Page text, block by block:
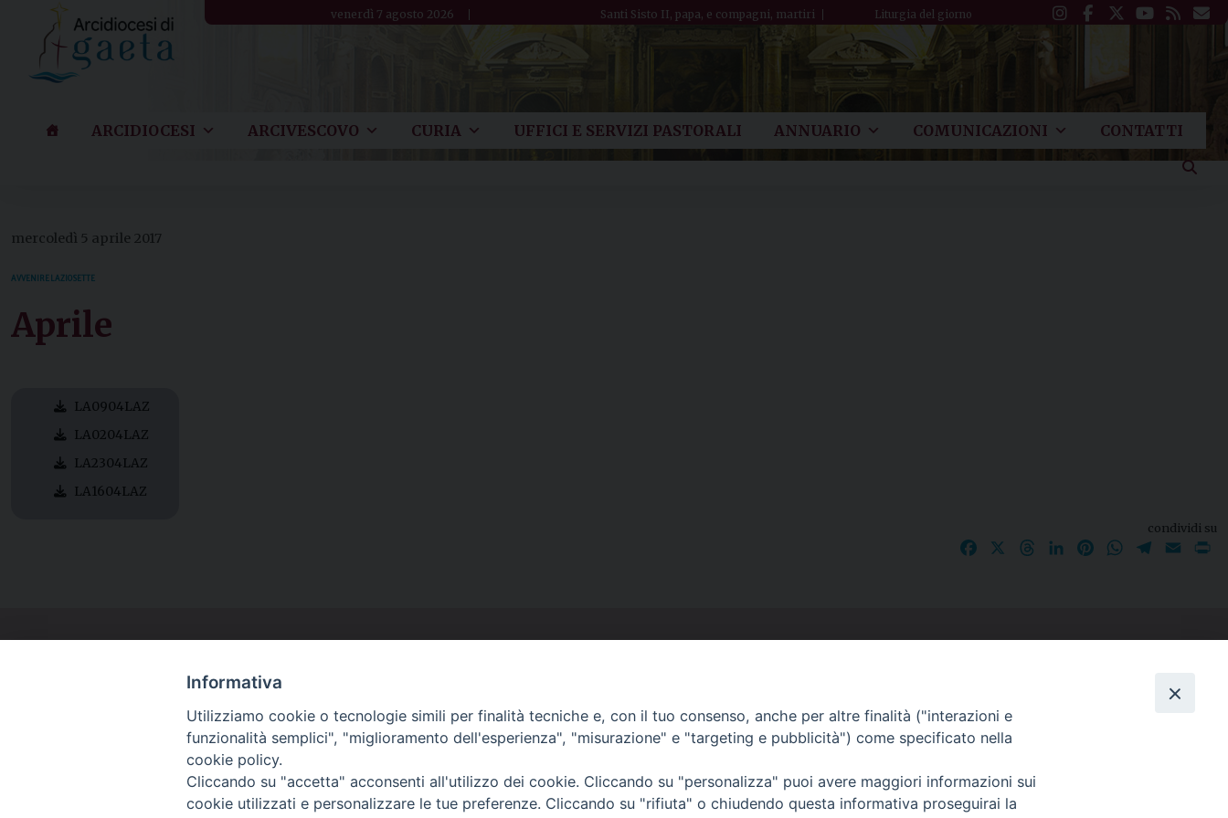
content
venerdì 7 agosto 2026 Santi Sisto II, papa, e compagni, martiri Liturgia del giorno
ARCIDIOCESI ARCIVESCOVO CURIA UFFICI E SERVIZI PASTORALI ANNUARIO COMUNICAZIONI CONTATTI
mercoledì 5 aprile 2017
AVVENIRE LAZIO SETTE
Aprile
LA0904LAZ
LA0204LAZ
LA2304LAZ
LA1604LAZ
condividi su
Facebook ThreadsLinkedInPinterestWhatsApp
Telegram
Email
Piazza Arcivescovado, 2 - 04024 Gaeta (LT)
Tel. 0771.740341
Tel. 0771.464088
Informativa
Utilizziamo cookie o tecnologie simili per finalità tecniche e, con il tuo consenso, anche per altre finalità ("interazioni e
funzionalità semplici", "miglioramento dell'esperienza", "misurazione" e "targeting e pubblicità") come specificato nella
cookie policy.
Cliccando su "accetta" acconsenti all'utilizzo dei cookie. Cliccando su "personalizza" puoi avere maggiori informazioni sui
cookie utilizzati e personalizzare le tue preferenze. Cliccando su "rifiuta" o chiudendo questa informativa proseguirai la